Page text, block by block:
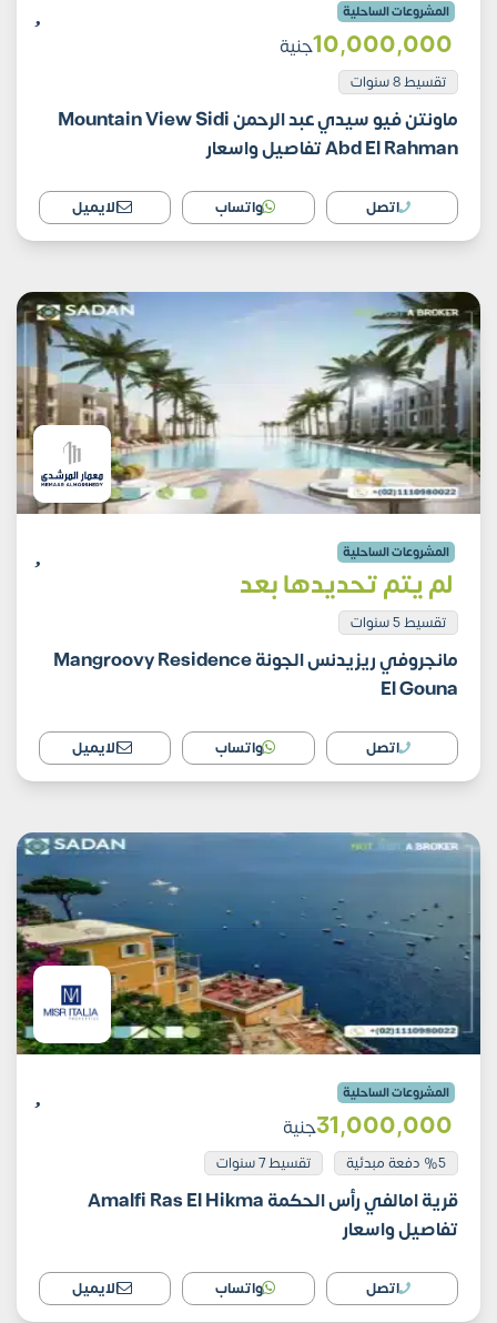
المشروعات الساحلية
10٬000٬000جنية
تقسيط 8 سنوات
ماونتن فيو سيدي عبد الرحمن Mountain View Sidi
Abd El Rahman تفاصيل واسعار
اتصل واتساب الايميل
المشروعات الساحلية
لم يتم تحديدها بعد
تقسيط 5 سنوات
مانجروفي ريزيدنس الجونة Mangroovy Residence
El Gouna
اتصل واتساب الايميل
المشروعات الساحلية
31٬000٬000جنية
%5 دفعة مبدئية تقسيط 7 سنوات
قرية امالفي رأس الحكمة Amalfi Ras El Hikma
تفاصيل واسعار
اتصل واتساب الايميل